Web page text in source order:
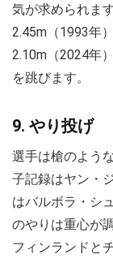
気が求められま
2.45m（1993年
2.10m（2024年
を跳びます。
9. やり投げ
選手は槍のよう
子記録はヤン・
はバルボラ・シ
のやりは重心が
フィンランドと